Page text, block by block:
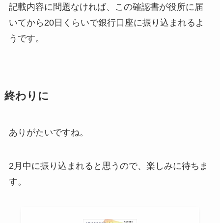
記載内容に問題なければ、この確認書が役所に届
いてから20日くらいで銀行口座に振り込まれるよ
うです。
終わりに
ありがたいですね。
2月中に振り込まれると思うので、楽しみに待ちま
す。